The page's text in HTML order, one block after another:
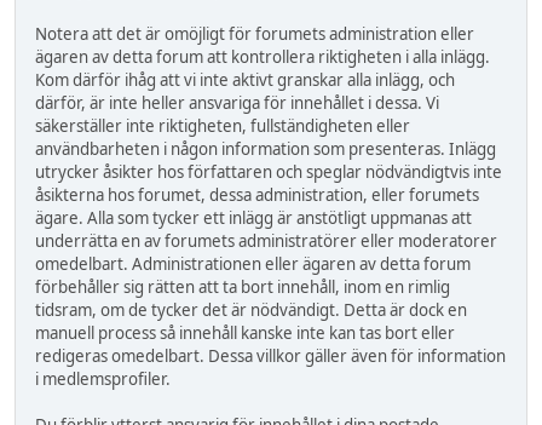
Notera att det är omöjligt för forumets administration eller
ägaren av detta forum att kontrollera riktigheten i alla inlägg.
Kom därför ihåg att vi inte aktivt granskar alla inlägg, och
därför, är inte heller ansvariga för innehållet i dessa. Vi
säkerställer inte riktigheten, fullständigheten eller
användbarheten i någon information som presenteras. Inlägg
utrycker åsikter hos författaren och speglar nödvändigtvis inte
åsikterna hos forumet, dessa administration, eller forumets
ägare. Alla som tycker ett inlägg är anstötligt uppmanas att
underrätta en av forumets administratörer eller moderatorer
omedelbart. Administrationen eller ägaren av detta forum
förbehåller sig rätten att ta bort innehåll, inom en rimlig
tidsram, om de tycker det är nödvändigt. Detta är dock en
manuell process så innehåll kanske inte kan tas bort eller
redigeras omedelbart. Dessa villkor gäller även för information
i medlemsprofiler.